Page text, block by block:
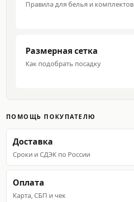
Правила для белья и комплектов
Размерная сетка
Как подобрать посадку
ПОМОЩЬ ПОКУПАТЕЛЮ
Доставка
Сроки и СДЭК по России
Оплата
Карта, СБП и чек